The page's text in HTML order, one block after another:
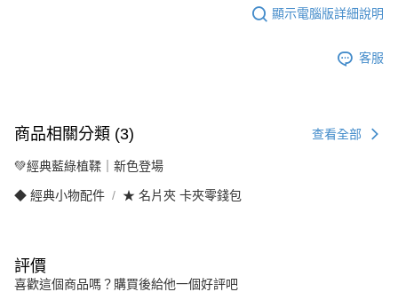
顯示電腦版詳細說明
客服
商品相關分類 (3) 查看全部
💚經典藍綠植鞣｜新色登場
◆ 經典小物配件 ★ 名片夾 卡夾零錢包
評價
喜歡這個商品嗎？購買後給他一個好評吧